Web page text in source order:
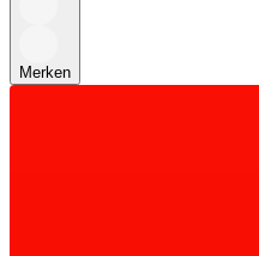
Merken